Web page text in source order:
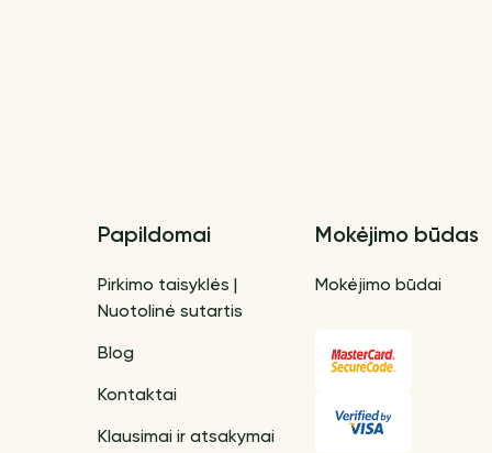
Papildomai
Pirkimo taisyklės |
Nuotolinė sutartis
Blog
Kontaktai
Klausimai ir atsakymai
Mokėjimo būdas
Mokėjimo būdai